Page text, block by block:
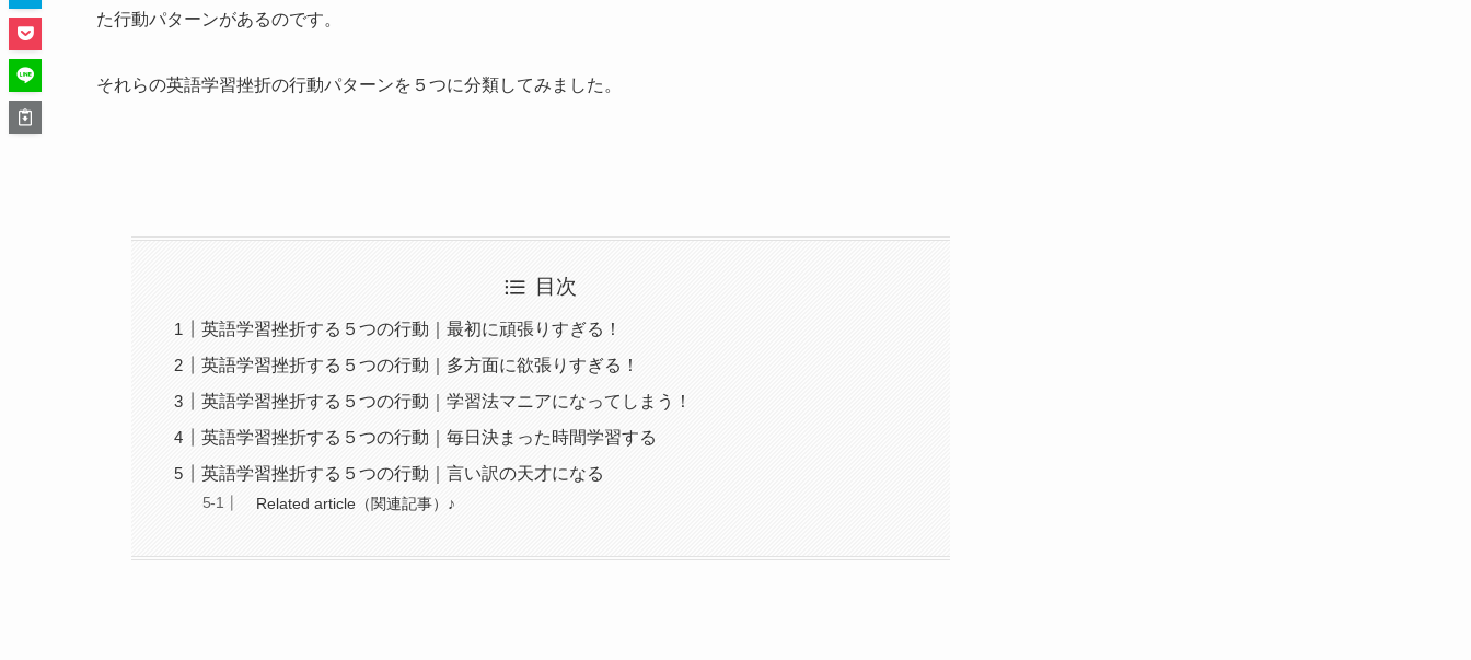
た行動パターンがあるのです。
それらの英語学習挫折の行動パターンを５つに分類してみました。
目次
英語学習挫折する５つの行動｜最初に頑張りすぎる！
英語学習挫折する５つの行動｜多方面に欲張りすぎる！
英語学習挫折する５つの行動｜学習法マニアになってしまう！
英語学習挫折する５つの行動｜毎日決まった時間学習する
英語学習挫折する５つの行動｜言い訳の天才になる
Related article（関連記事）♪